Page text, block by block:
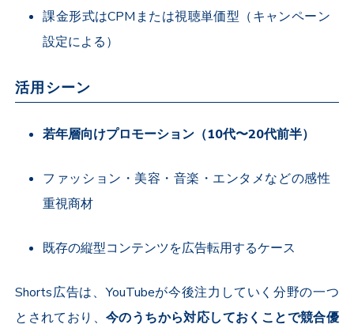
課金形式はCPM または視聴単価型（キャンペーン
設定による）
活用シーン
若年層向けプロモーション（10代〜20代前半）
ファッション・美容・音楽・エンタメなどの感性
重視商材
既存の縦型コンテンツを広告転用するケース
Shorts広告は、YouTubeが今後注力していく分野の一つ
とされており、 今のうちから対応しておくことで競合優